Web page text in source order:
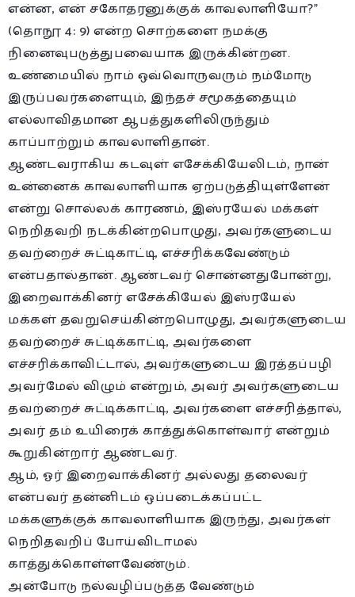
என்ன, என் சகோதரனுக்குக் காவலாளியோ?”
(தொநூ 4: 9) என்ற சொற்களை நமக்கு
நினைவுபடுத்துபவையாக இருக்கின்றன.
உண்மையில் நாம் ஒவ்வொருவரும் நம்மோடு
இருப்பவர்களையும், இந்தச் சமூகத்தையும்
எல்லாவிதமான ஆபத்துகளிலிருந்தும்
காப்பாற்றும் காவலாளிதான்.
ஆண்டவராகிய கடவுள் எசேக்கியேலிடம், நான்
உன்னைக் காவலாளியாக ஏற்படுத்தியுள்ளேன்
என்று சொல்லக் காரணம், இஸ்ரயேல் மக்கள்
நெறிதவறி நடக்கின்றபொழுது, அவர்களுடைய
தவற்றைச் சுட்டிகாட்டி, எச்சரிக்கவேண்டும்
என்பதால்தான். ஆண்டவர் சொன்னதுபோன்று,
இறைவாக்கினர் எசேக்கியேல் இஸ்ரயேல்
மக்கள் தவறுசெய்கின்றபொழுது, அவர்களுடைய
தவற்றைச் சுட்டிக்காட்டி, அவர்களை
எச்சரிக்காவிட்டால், அவர்களுடைய இரத்தப்பழி
அவர்மேல் விழும் என்றும், அவர் அவர்களுடைய
தவற்றைச் சுட்டிக்காட்டி, அவர்களை எச்சரித்தால்,
அவர் தம் உயிரைக் காத்துக்கொள்வார் என்றும்
கூறுகின்றார் ஆண்டவர்.
ஆம், ஓர் இறைவாக்கினர் அல்லது தலைவர்
என்பவர் தன்னிடம் ஒப்படைக்கப்பட்ட
மக்களுக்குக் காவலாளியாக இருந்து, அவர்கள்
நெறிதவறிப் போய்விடாமல்
காத்துக்கொள்ளவேண்டும்.
அன்போடு நல்வழிப்படுத்த வேண்டும்